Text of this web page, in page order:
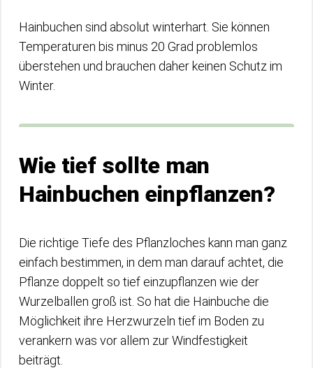
Hainbuchen sind absolut winterhart. Sie können
Temperaturen bis minus 20 Grad problemlos
überstehen und brauchen daher keinen Schutz im
Winter.
Wie tief sollte man
Hainbuchen einpflanzen?
Die richtige Tiefe des Pflanzloches kann man ganz
einfach bestimmen, in dem man darauf achtet, die
Pflanze doppelt so tief einzupflanzen wie der
Wurzelballen groß ist. So hat die Hainbuche die
Möglichkeit ihre Herzwurzeln tief im Boden zu
verankern was vor allem zur Windfestigkeit
beiträgt.